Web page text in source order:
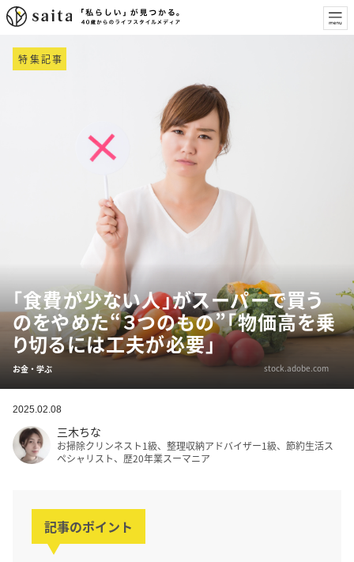
特集記事
「食費が少ない人」がスーパーで買う
のをやめた“３つのもの”「物価高を乗
り切るには工夫が必要」
お金・学ぶ stock.adobe.com
2025.02.08
三木ちな
お掃除クリンネスト1級、整理収納アドバイザー1級、節約生活ス
ペシャリスト、歴20年業スーマニア
記事のポイント